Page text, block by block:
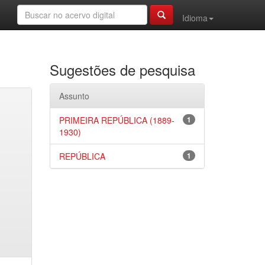
Idioma
Sugestões de pesquisa
Assunto
1
PRIMEIRA REPÚBLICA (1889-
1930)
1
REPÚBLICA